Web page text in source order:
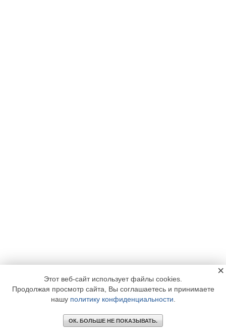
Этот веб-сайт использует файлы cookies.
Продолжая просмотр сайта, Вы соглашаетесь и принимаете
нашу политику конфиденциальности
ОК. БОЛЬШЕ НЕ ПОКАЗЫВАТЬ.
×